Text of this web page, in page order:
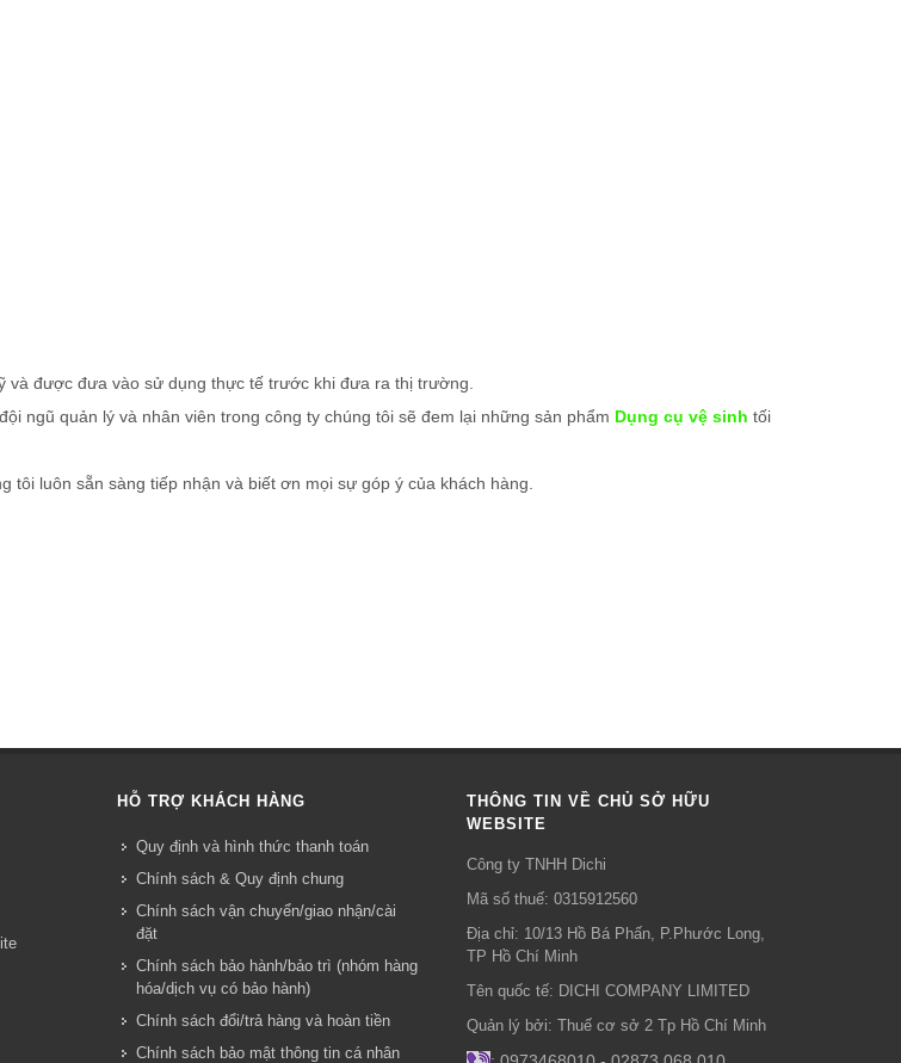
và được đưa vào sử dụng thực tế trước khi đưa ra thị trường.
ngũ quản lý và nhân viên trong công ty chúng tôi sẽ đem lại những sản phẩm Dụng cụ vệ sinh tối
luôn sẵn sàng tiếp nhận và biết ơn mọi sự góp ý của khách hàng.
HỖ TRỢ KHÁCH HÀNG
Quy định và hình thức thanh toán
Chính sách & Quy định chung
Chính sách vận chuyển/giao nhận/cài
đặt
Chính sách bảo hành/bảo trì (nhóm hàng
hóa/dịch vụ có bảo hành)
Chính sách đổi/trả hàng và hoàn tiền
Chính sách bảo mật thông tin cá nhân
THÔNG TIN VỀ CHỦ SỞ HỮU
WEBSITE
Công ty TNHH Dichi
Mã số thuế: 0315912560
Địa chỉ: 10/13 Hồ Bá Phấn, P.Phước Long,
TP Hồ Chí Minh
Tên quốc tế: DICHI COMPANY LIMITED
Quản lý bởi: Thuế cơ sở 2 Tp Hồ Chí Minh